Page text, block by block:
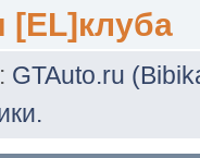
[EL]клуба
: GTAuto.ru